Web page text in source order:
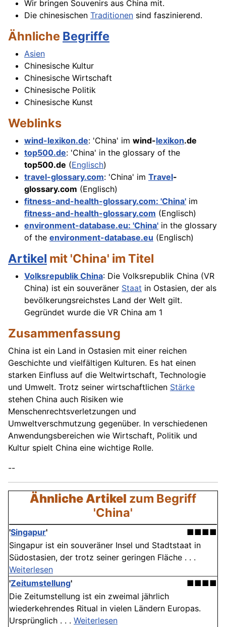
Wir bringen Souvenirs aus China mit.
Die chinesischen Traditionen sind faszinierend.
Ähnliche Begriffe
Asien
Chinesische Kultur
Chinesische Wirtschaft
Chinesische Politik
Chinesische Kunst
Weblinks
wind-lexikon.de: 'China' im wind-lexikon.de
top500.de: 'China' in the glossary of the
top500.de (Englisch)
travel-glossary.com: 'China' im Travel-
glossary.com (Englisch)
fitness-and-health-glossary.com: 'China' im
fitness-and-health-glossary.com (Englisch)
environment-database.eu: 'China' in the glossary
of the environment-database.eu (Englisch)
Artikel mit 'China' im Titel
Volksrepublik China: Die Volksrepublik China (VR
China) ist ein souveräner Staat in Ostasien, der als
bevölkerungsreichstes Land der Welt gilt.
Gegründet wurde die VR China am 1
Zusammenfassung
China ist ein Land in Ostasien mit einer reichen
Geschichte und vielfältigen Kulturen. Es hat einen
starken Einfluss auf die Weltwirtschaft, Technologie
und Umwelt. Trotz seiner wirtschaftlichen Stärke
stehen China auch Risiken wie
Menschenrechtsverletzungen und
Umweltverschmutzung gegenüber. In verschiedenen
Anwendungsbereichen wie Wirtschaft, Politik und
Kultur spielt China eine wichtige Rolle.
--
Ähnliche Artikel zum Begriff
'China'
'Singapur'
■■■■
Singapur ist ein souveräner Insel und Stadtstaat in
Südostasien, der trotz seiner geringen Fläche . . .
Weiterlesen
'Zeitumstellung'
■■■■
Die Zeitumstellung ist ein zweimal jährlich
wiederkehrendes Ritual in vielen Ländern Europas.
Ursprünglich . . . Weiterlesen